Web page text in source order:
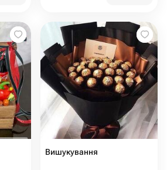
Вишукування